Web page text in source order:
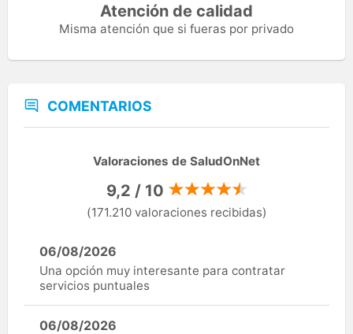
Atención de calidad
Misma atención que si fueras por privado
COMENTARIOS
Valoraciones de SaludOnNet
9,2 / 10
(171.210 valoraciones recibidas)
06/08/2026
Una opción muy interesante para contratar
servicios puntuales
06/08/2026